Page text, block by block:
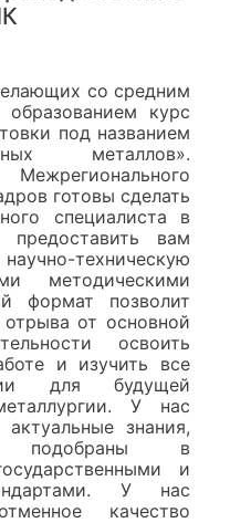
со средним
курс
под названием
металлов».
готовы сделать
специалиста в
вам
техническую
методическими
формат позволит
от основной
освоить
и изучить все
для будущей
У нас
знания,
подобраны в
и
У нас
качество